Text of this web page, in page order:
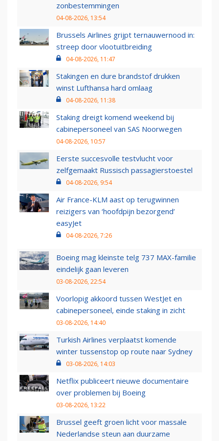
zonbestemmingen
04-08-2026, 13:54
Brussels Airlines grijpt ternauwernood in:
streep door vlootuitbreiding
04-08-2026, 11:47
Stakingen en dure brandstof drukken
winst Lufthansa hard omlaag
04-08-2026, 11:38
Staking dreigt komend weekend bij
cabinepersoneel van SAS Noorwegen
04-08-2026, 10:57
Eerste succesvolle testvlucht voor
zelfgemaakt Russisch passagierstoestel
04-08-2026, 9:54
Air France-KLM aast op terugwinnen
reizigers van ‘hoofdpijn bezorgend’
easyJet
04-08-2026, 7:26
Boeing mag kleinste telg 737 MAX-familie
eindelijk gaan leveren
03-08-2026, 22:54
Voorlopig akkoord tussen WestJet en
cabinepersoneel, einde staking in zicht
03-08-2026, 14:40
Turkish Airlines verplaatst komende
winter tussenstop op route naar Sydney
03-08-2026, 14:03
Netflix publiceert nieuwe documentaire
over problemen bij Boeing
03-08-2026, 13:22
Brussel geeft groen licht voor massale
Nederlandse steun aan duurzame